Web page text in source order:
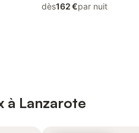
dès162 €par nuit
à Lanzarote